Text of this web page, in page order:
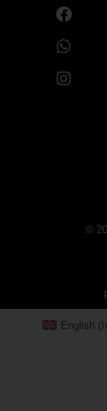
©
English (